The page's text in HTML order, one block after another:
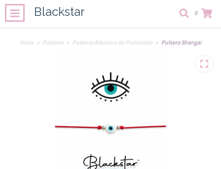
Blackstar 0
Inicio - Pulseras - Pulseras Básicas y de Protección - Pulsera Shangai